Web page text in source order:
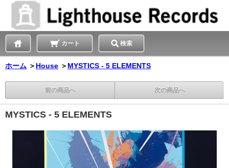
カート 検索
ホーム ＞ House ＞ MYSTICS - 5 ELEMENTS
前の商品へ 次の商品へ
MYSTICS - 5 ELEMENTS